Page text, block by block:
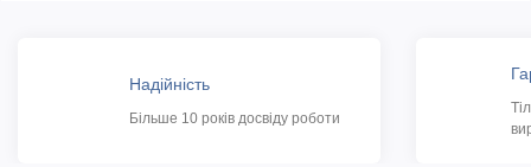
Надійність
Більше 10 років досвіду роботи